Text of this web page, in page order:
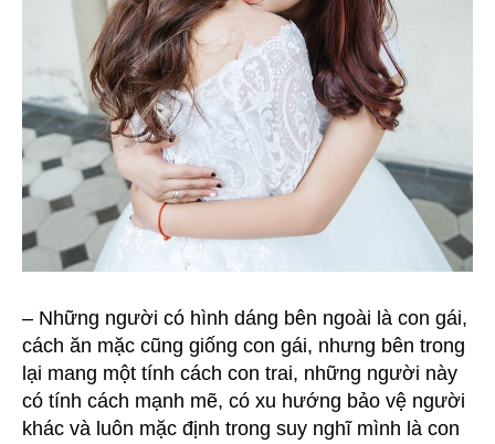
– Những người có hình dáng bên ngoài là con gái,
cách ăn mặc cũng giống con gái, nhưng bên trong
lại mang một tính cách con trai, những người này
có tính cách mạnh mẽ, có xu hướng bảo vệ người
khác và luôn mặc định trong suy nghĩ mình là con